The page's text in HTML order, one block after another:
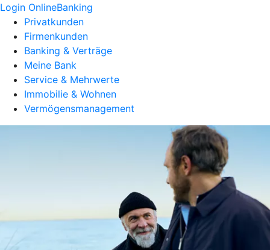
Login OnlineBanking
Privatkunden
Firmenkunden
Banking & Verträge
Meine Bank
Service & Mehrwerte
Immobilie & Wohnen
Vermögensmanagement